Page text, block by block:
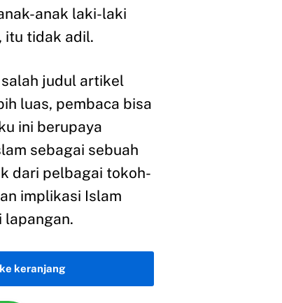
anak laki-laki
itu tidak adil.
salah judul artikel
luas, pembaca bisa
ini berupaya
sebagai sebuah
dari pelbagai tokoh-
implikasi Islam
lapangan.
keranjang